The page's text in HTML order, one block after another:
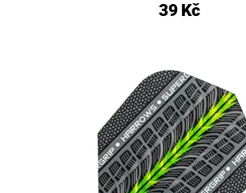
39 Kč